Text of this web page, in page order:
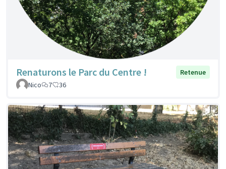
Renaturons le Parc du Centre !
Retenue
Nico
7 36